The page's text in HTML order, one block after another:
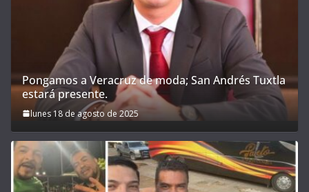
Pongamos a Veracruz de moda; San Andrés Tuxtla
estará presente.
lunes 18 de agosto de 2025